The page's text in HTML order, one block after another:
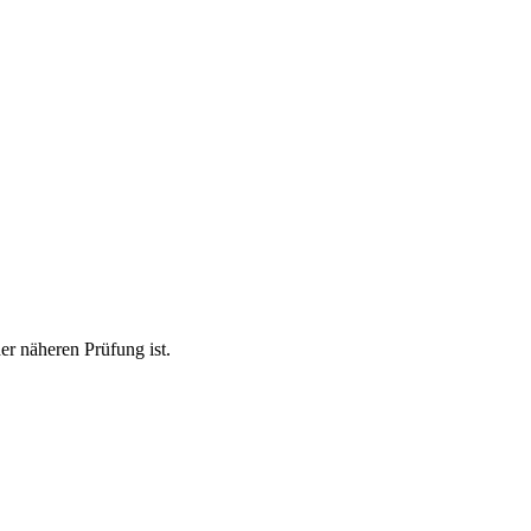
näheren Prüfung ist.